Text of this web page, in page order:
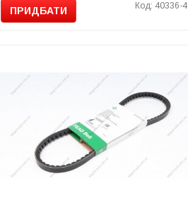
ПРИДБАТИ Код: 40336-4